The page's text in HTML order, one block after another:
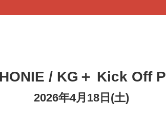
/ KG＋ Kick Off
2026年4月18日(土)